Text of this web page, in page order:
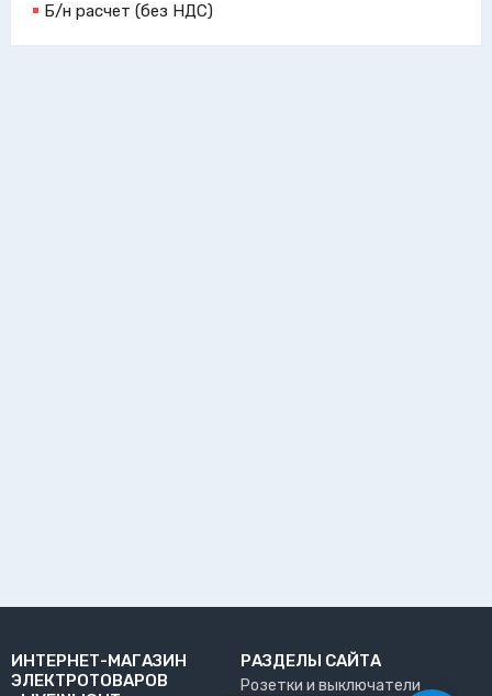
Б/н расчет (без НДС)
ИНТЕРНЕТ-МАГАЗИН
ЭЛЕКТРОТОВАРОВ
РАЗДЕЛЫ САЙТА
Розетки и выключатели